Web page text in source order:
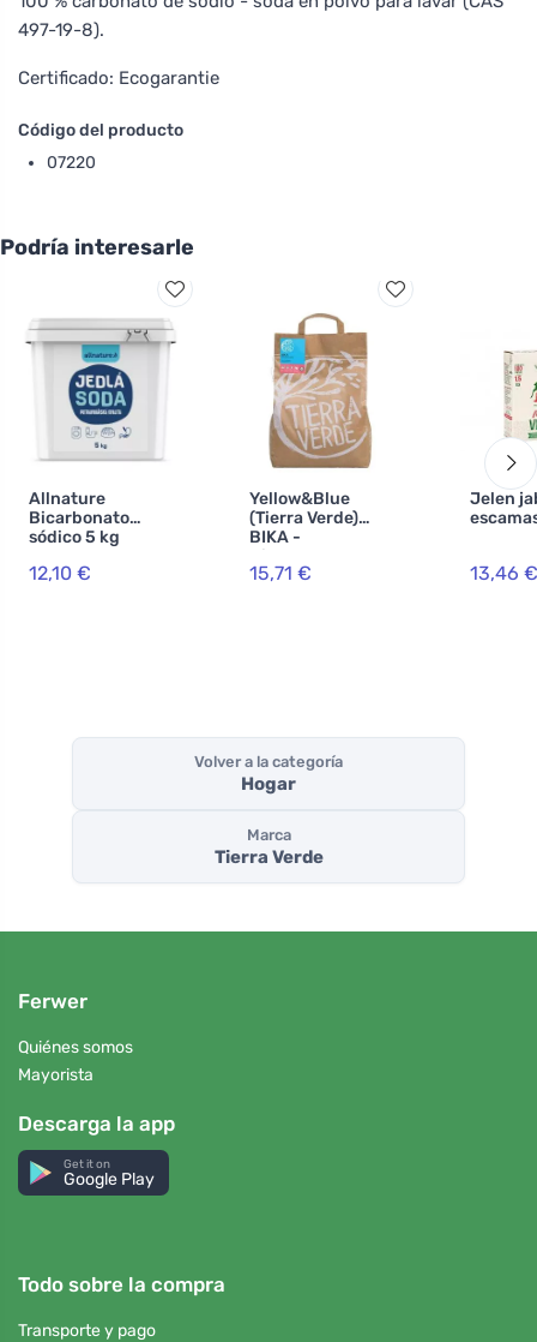
497-19-8).
Certificado: Ecogarantie
Código del producto
07220
Podría interesarle
Allnature
Bicarbonato
sódico 5 kg
12,10 €
Yellow&Blue
(Tierra Verde)
BIKA -
Bicarbonato de
sodio (Bikarbona)
15,71 €
Jelen
13,46 €
Volver a la categoría
Hogar
Marca
Tierra Verde
Ferwer
Quiénes somos
Mayorista
Descarga la app
Get it on
Google Play
Todo sobre la compra
Transporte y pago